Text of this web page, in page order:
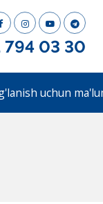
794 03 30
uchun